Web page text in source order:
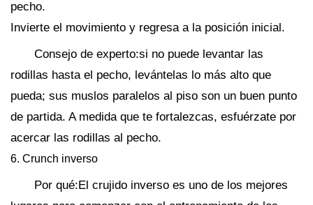
pecho.
Invierte el movimiento y regresa a la posición inicial.
Consejo de experto:si no puede levantar las
rodillas hasta el pecho, levántelas lo más alto que
pueda; sus muslos paralelos al piso son un buen punto
de partida. A medida que te fortalezcas, esfuérzate por
acercar las rodillas al pecho.
6. Crunch inverso
Por qué:El crujido inverso es uno de los mejores